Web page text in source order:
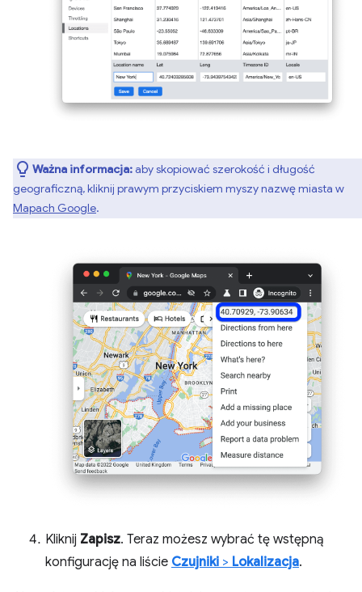
Ważna informacja:aby skopiować szerokość i długość
geograficzną, kliknij prawym przyciskiem myszy nazwę miasta w
Mapach Google.
Kliknij Zapisz. Teraz możesz wybrać tę wstępną
konfigurację na liście Czujniki > Lokalizacja.